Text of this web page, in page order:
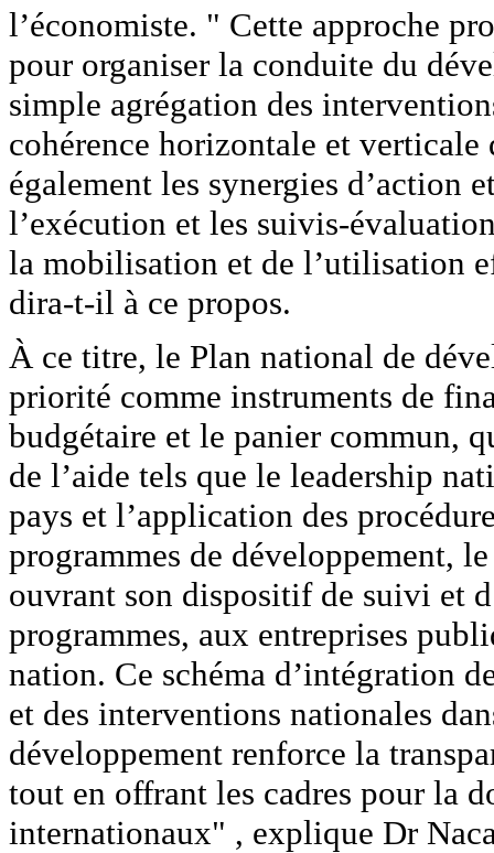
l’économiste. " Cette approche
pour organiser la conduite du
simple agrégation des
cohérence horizontale et
également les synergies d’action
l’exécution et les suivis-
la mobilisation et de l’utilisation
dira-t-il à ce propos.
À ce titre, le Plan national de
priorité comme instruments de
budgétaire et le panier commun,
de l’aide tels que le leadership
pays et l’application des
programmes de développement,
ouvrant son dispositif de suivi et
programmes, aux entreprises
nation. Ce schéma d’intégration
et des interventions nationales
développement renforce la
tout en offrant les cadres pour la
internationaux" , explique Dr